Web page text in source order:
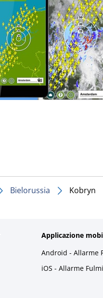
Bielorussia Kobryn
Applicazione
Android - Allarme
iOS - Allarme